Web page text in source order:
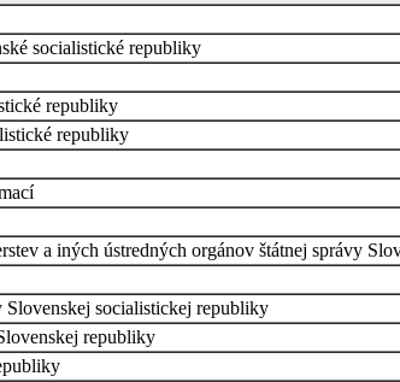
socialistické republiky
republiky
republiky
a iných ústredných orgánov štátnej správy
Slovenskej socialistickej republiky
republiky